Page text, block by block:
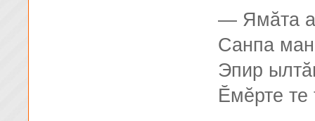
— Ямăта
Санпа
Эпир
Ӗмĕрте те